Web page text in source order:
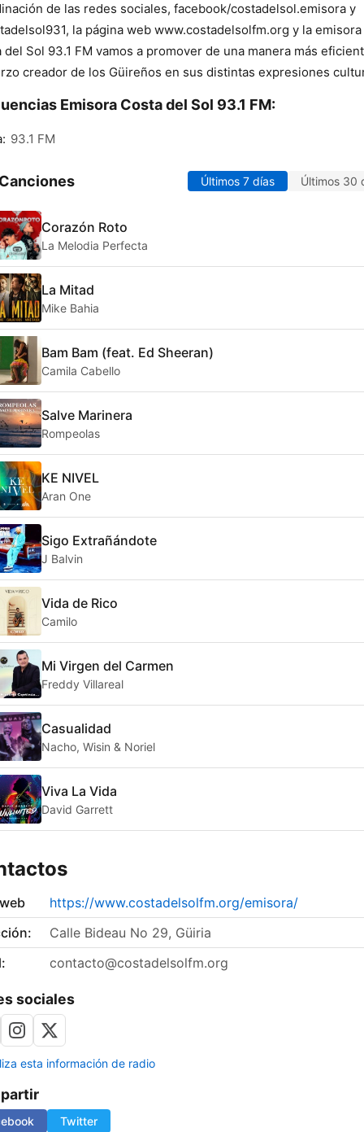
de las redes sociales, facebook/costadelsol.emisora y
la página web www.costadelsolfm.org y la emisora
del Sol 93.1 FM vamos a promover de una manera más
creador de los Güireños en sus distintas expresiones
Emisora Costa del Sol 93.1 FM:
93.1 FM
Últimos 7 días Últimos 30
Corazón Roto
La Melodia Perfecta
La Mitad
Mike Bahia
Bam Bam (feat. Ed Sheeran)
Camila Cabello
Salve Marinera
Rompeolas
KE NIVEL
Aran One
Sigo Extrañándote
J Balvin
Vida de Rico
Camilo
Mi Virgen del Carmen
Freddy Villareal
Casualidad
Nacho, Wisin & Noriel
Viva La Vida
David Garrett
https://www.costadelsolfm.org/emisora/
Calle Bideau No 29, Güiria
contacto@costadelsolfm.org
sociales
esta información de radio
Twitter